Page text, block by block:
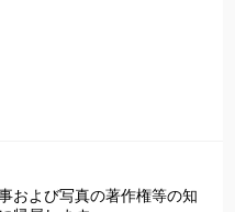
および写真の著作権等の知